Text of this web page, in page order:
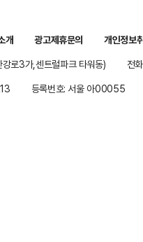
개 광고제휴문의
개인정보
로3가,센트럴파크 타워동)
전
등록번호: 서울 아00055